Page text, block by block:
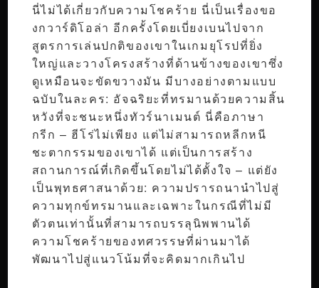
นี่ไม่ได้เกี่ยวกับความโชคร้าย นี่เป็นเรื่องขอ
งกวาร์ดิโอล่า อีกครั้งโดยเบี่ยงเบนไปจาก
สูตรการเล่นปกติของเขาในเกมยุโรปที่ยิ่ง
ใหญ่และวางโครงสร้างที่ด้านข้างของเขาซึ่ง
ดูเหมือนจะขัดขวางมัน มีบางอย่างตามแบบ
ฉบับในละคร: อัจฉริยะที่ทรมานด้วยความสิ้น
หวังที่จะชนะหนึ่งทัวร์นาเมนต์ นี่คือภาษา
กรีก – ฮีโร่ไม่เพียง แต่ไม่สามารถหลีกหนี
ชะตากรรมของเขาได้ แต่เป็นการสร้าง
สถานการณ์ที่เกิดขึ้นโดยไม่ได้ตั้งใจ – แต่ยัง
เป็นพุทธศาสนาด้วย: ความปรารถนานำไปสู่
ความทุกข์ทรมานและเฉพาะในกรณีที่ไม่มี
ตัวตนเท่านั้นที่สามารถบรรลุนิพพานได้
ความโชคร้ายของทศวรรษที่ผ่านมาได้
พัฒนาไปสู่แนวโน้มที่จะคิดมากเกินไป